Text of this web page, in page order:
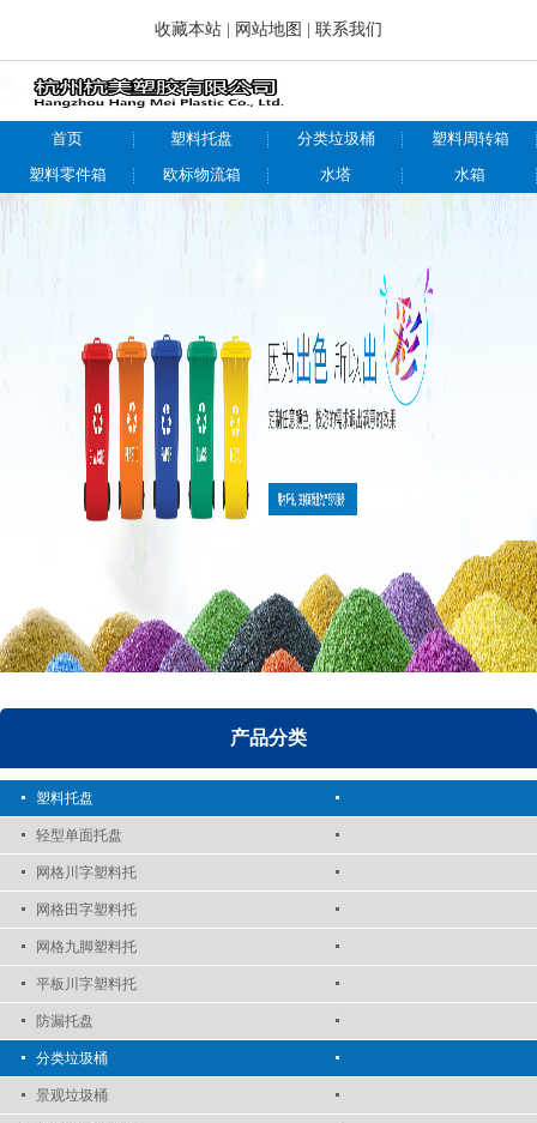
收藏本站 网站地图 联系我们
首页 塑料托盘 分类垃圾桶
塑料周转箱
塑料零件箱
欧标物流箱 水塔
水箱
产品分类
塑料托盘
轻型单面托盘
网格川字塑料托
网格田字塑料托
网格九脚塑料托
平板川字塑料托
防漏托盘
分类垃圾桶
景观垃圾桶